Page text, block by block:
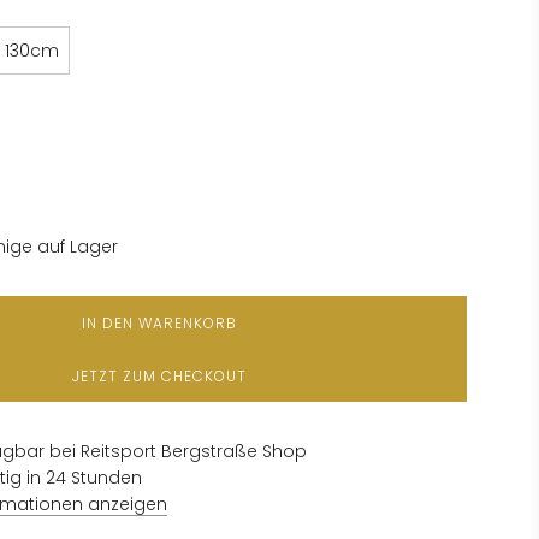
130cm
auf Lager
IN DEN WARENKORB
L
D
E
JETZT ZUM CHECKOUT
bei Reitsport Bergstraße Shop
in 24 Stunden
anzeigen